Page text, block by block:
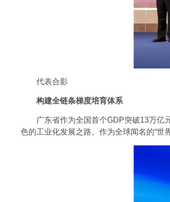
代表合影
构建全链条梯度培育体系
广东省作为全国首个GDP突破13万亿元
色的工业化发展之路。作为全球闻名的“世